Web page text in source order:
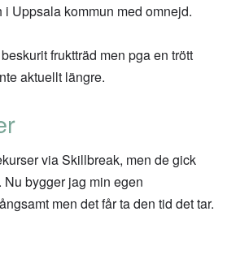
Uppsala kommun med omnejd.
fruktträd men pga en trött
aktuellt längre.
via Skillbreak, men de gick
bygger jag min egen
men det får ta den tid det tar.